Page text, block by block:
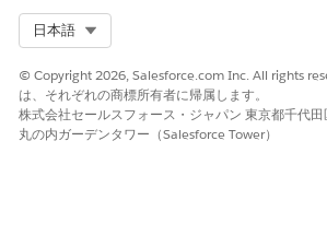
日本語
© Copyright 2026, Salesforce.com Inc. All rights
は、それぞれの商標所有者に帰属します。
株式会社セールスフォース・ジャパン 東京都千代
丸の内ガーデンタワー（Salesforce Tower）